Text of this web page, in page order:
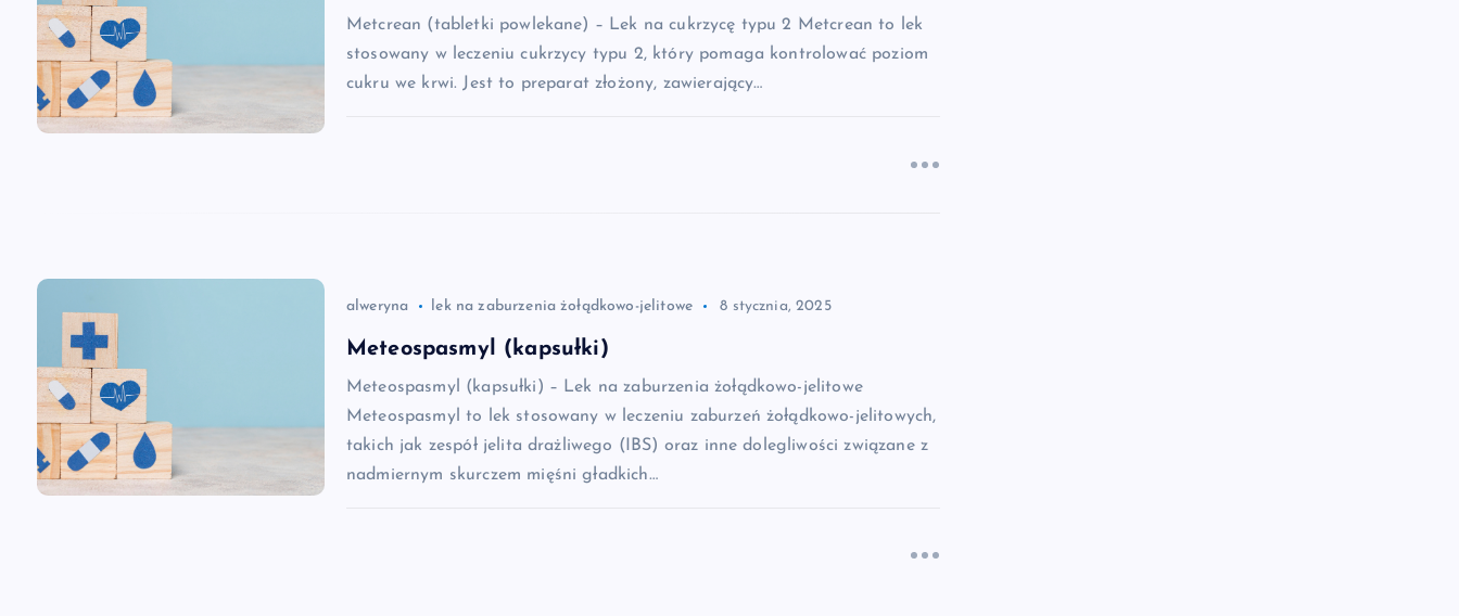
a
c
w
s
Metcrean (tabletki powlekane) – Lek na cukrzycę typu 2 Metcrean to lek
stosowany w leczeniu cukrzycy typu 2, który pomaga kontrolować poziom
cukru we krwi. Jest to preparat złożony, zawierający…
alweryna lek na zaburzenia żołądkowo-jelitowe 8 stycznia, 2025
Meteospasmyl (kapsułki)
Meteospasmyl (kapsułki) – Lek na zaburzenia żołądkowo-jelitowe
Meteospasmyl to lek stosowany w leczeniu zaburzeń żołądkowo-jelitowych,
takich jak zespół jelita drażliwego (IBS) oraz inne dolegliwości związane z
nadmiernym skurczem mięśni gładkich…